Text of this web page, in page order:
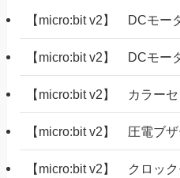
【micro:bit v2】 DCモ
【micro:bit v2】 DCモ
【micro:bit v2】 カラー
【micro:bit v2】 圧電ブザ
【micro:bit v2】 クロッ